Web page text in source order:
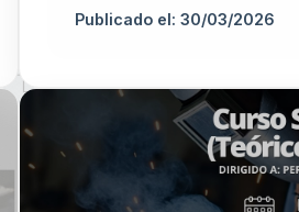
Publicado el: 30/03/2026